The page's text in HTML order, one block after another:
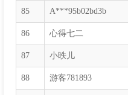
85 A***95b02bd3b
86 心得七二
87 小昳儿
88 游客781893